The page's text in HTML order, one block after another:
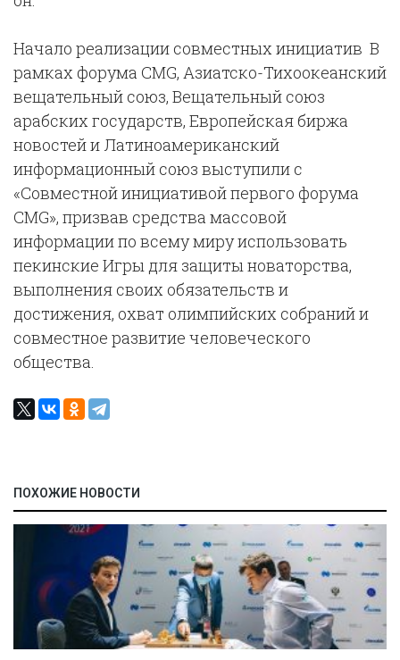
Начало реализации совместных инициатив В
рамках форума CMG, Азиатско-Тихоокеанский
вещательный союз, Вещательный союз
арабских государств, Европейская биржа
новостей и Латиноамериканский
информационный союз выступили с
«Совместной инициативой первого форума
CMG», призвав средства массовой
информации по всему миру использовать
пекинские Игры для защиты новаторства,
выполнения своих обязательств и
достижения, охват олимпийских собраний и
совместное развитие человеческого
общества.
ПОХОЖИЕ НОВОСТИ